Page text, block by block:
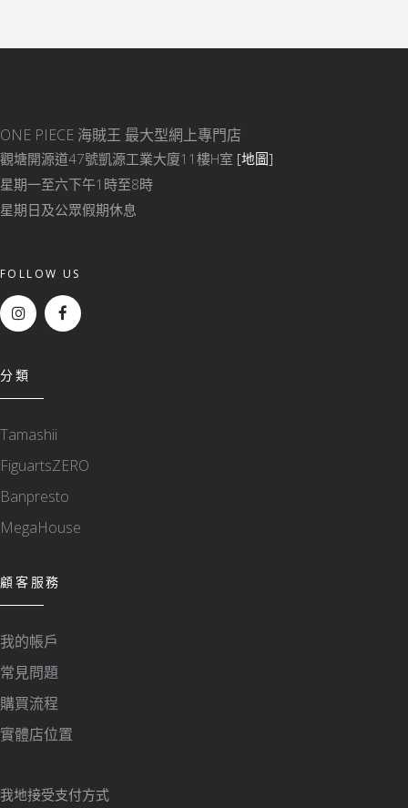
ONE PIECE 海賊王 最大型網上專門店
觀塘開源道47號凱源工業大廈11樓H室 [地圖]
星期一至六下午1時至8時
星期日及公眾假期休息
FOLLOW US
分類
Tamashii
FiguartsZERO
Banpresto
MegaHouse
顧客服務
我的帳戶
常見問題
購買流程
實體店位置
我地接受支付方式